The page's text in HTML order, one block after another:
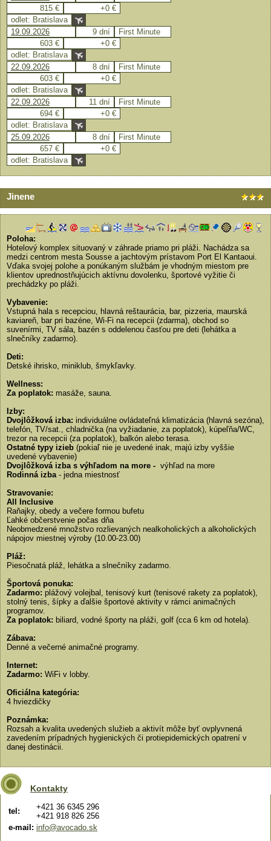
815 €
+0 €
odlet: Bratislava
19.09.2026
9 dní
First Minute
603 €
+0 €
odlet: Bratislava
22.09.2026
8 dní
First Minute
603 €
+0 €
odlet: Bratislava
22.09.2026
11 dní
First Minute
694 €
+0 €
odlet: Bratislava
25.09.2026
8 dní
First Minute
657 €
+0 €
odlet: Bratislava
Jinene
Poloha:
Hotelový komplex situovaný v záhrade priamo pri pláži. Nachádza sa
medzi centrom mesta Sousse a jachtovým prístavom Port El Kantaoui.
Vďaka svojej polohe a ponúkaným službám je vhodným miestom pre
klientov uprednostňujúcich aktívnu dovolenku, športové vyžitie či
prechádzky po pláži.
Vybavenie:
Vstupná hala s recepciou, hlavná reštaurácia, bar, pizzeria, maurská
kaviareň, bar pri bazéne, Wi-Fi na recepcii (zdarma), obchod so
suvenírmi, TV sála, bazén s oddelenou časťou pre deti (lehátka a
slnečníky zadarmo).
Deti:
Detské ihrisko, miniklub, šmykľavky.
Wellness:
Za poplatok: masáže, sauna.
Izby:
Dvojlôžková izba: individuálne ovládateľná klimatizácia (hlavná sezóna),
telefón, TV/sat., chladnička (na vyžiadanie, za poplatok), kúpeľňa/WC,
trezor na recepcii (za poplatok), balkón alebo terasa.
Ostatné typy izieb (pokiaľ nie je uvedené inak, majú izby vyššie
uvedené vybavenie)
Dvojlôžková izba s výhľadom na more - výhľad na more
Rodinná izba - jedna miestnosť
Stravovanie:
All Inclusive
Raňajky, obedy a večere formou bufetu
Ľahké občerstvenie počas dňa
Neobmedzené množstvo rozlievaných nealkoholických a alkoholických
nápojov miestnej výroby (10.00-23.00)
Pláž:
Piesočnatá pláž, lehátka a slnečníky zadarmo.
Športová ponuka:
Zadarmo: plážový volejbal, tenisový kurt (tenisové rakety za poplatok),
stolný tenis, šípky a ďalšie športové aktivity v rámci animačných
programov.
Za poplatok: biliard, vodné športy na pláži, golf (cca 6 km od hotela).
Zábava:
Denné a večerné animačné programy.
Internet:
Zadarmo: WiFi v lobby.
Oficiálna kategória:
4 hviezdičky
Poznámka:
Rozsah a kvalita uvedených služieb a aktivít môže byť ovplyvnená
zavedením prípadných hygienických či protiepidemických opatrení v
danej destinácii.
Kontakty
tel:
+421 36 6345 296
+421 918 826 256
e-mail: info@avocado.sk